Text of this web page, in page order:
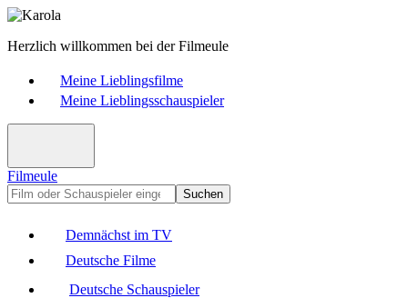
Herzlich willkommen bei der Filmeule
Meine Lieblingsfilme
Meine Lieblingsschauspieler
Filmeule
Suchen
Demnächst im TV
Deutsche Filme
Deutsche Schauspieler